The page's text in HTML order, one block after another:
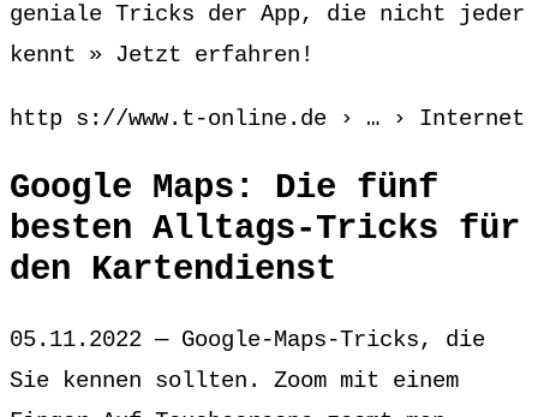
geniale Tricks der App, die nicht jeder
kennt » Jetzt erfahren!
http s://www.t-online.de › … › Internet
Google Maps: Die fünf
besten Alltags-Tricks für
den Kartendienst
05.11.2022 — Google-Maps-Tricks, die
Sie kennen sollten. Zoom mit einem